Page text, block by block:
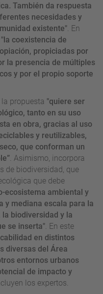
También da respuesta
necesidades y
existente". En
"la coexistencia de
propiciadas por
la presencia de múltiples
y por el propio soporte
propuesta "quiere ser
tanto en su uso
en obra, gracias al uso
y reutilizables,
que conforman un
. Asimismo, incorpora
de biodiversidad, que
que debe
ecosistema ambiental y
y mediana escala para la
biodiversidad y la
se inserta". En este
en distintos
diversas del Área
entornos urbanos
de impacto y
los expertos.